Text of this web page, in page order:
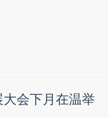
会下月在温举